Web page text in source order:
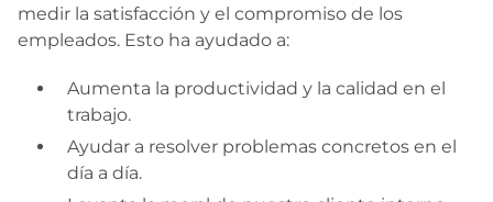
medir la satisfacción y el compromiso de los
empleados. Esto ha ayudado a:
Aumenta la productividad y la calidad en el
trabajo.
Ayudar a resolver problemas concretos en el
día a día.